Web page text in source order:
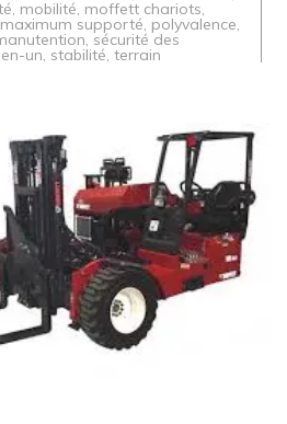
, mobilité, moffett chariots,
supporté, polyvalence,
, sécurité des
un, stabilité, terrain